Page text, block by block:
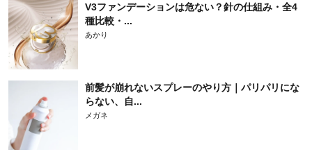
V3ファンデーションは危ない？針の仕組み・全4
種比較・...
あかり
前髪が崩れないスプレーのやり方｜パリパリにな
らない、自...
メガネ